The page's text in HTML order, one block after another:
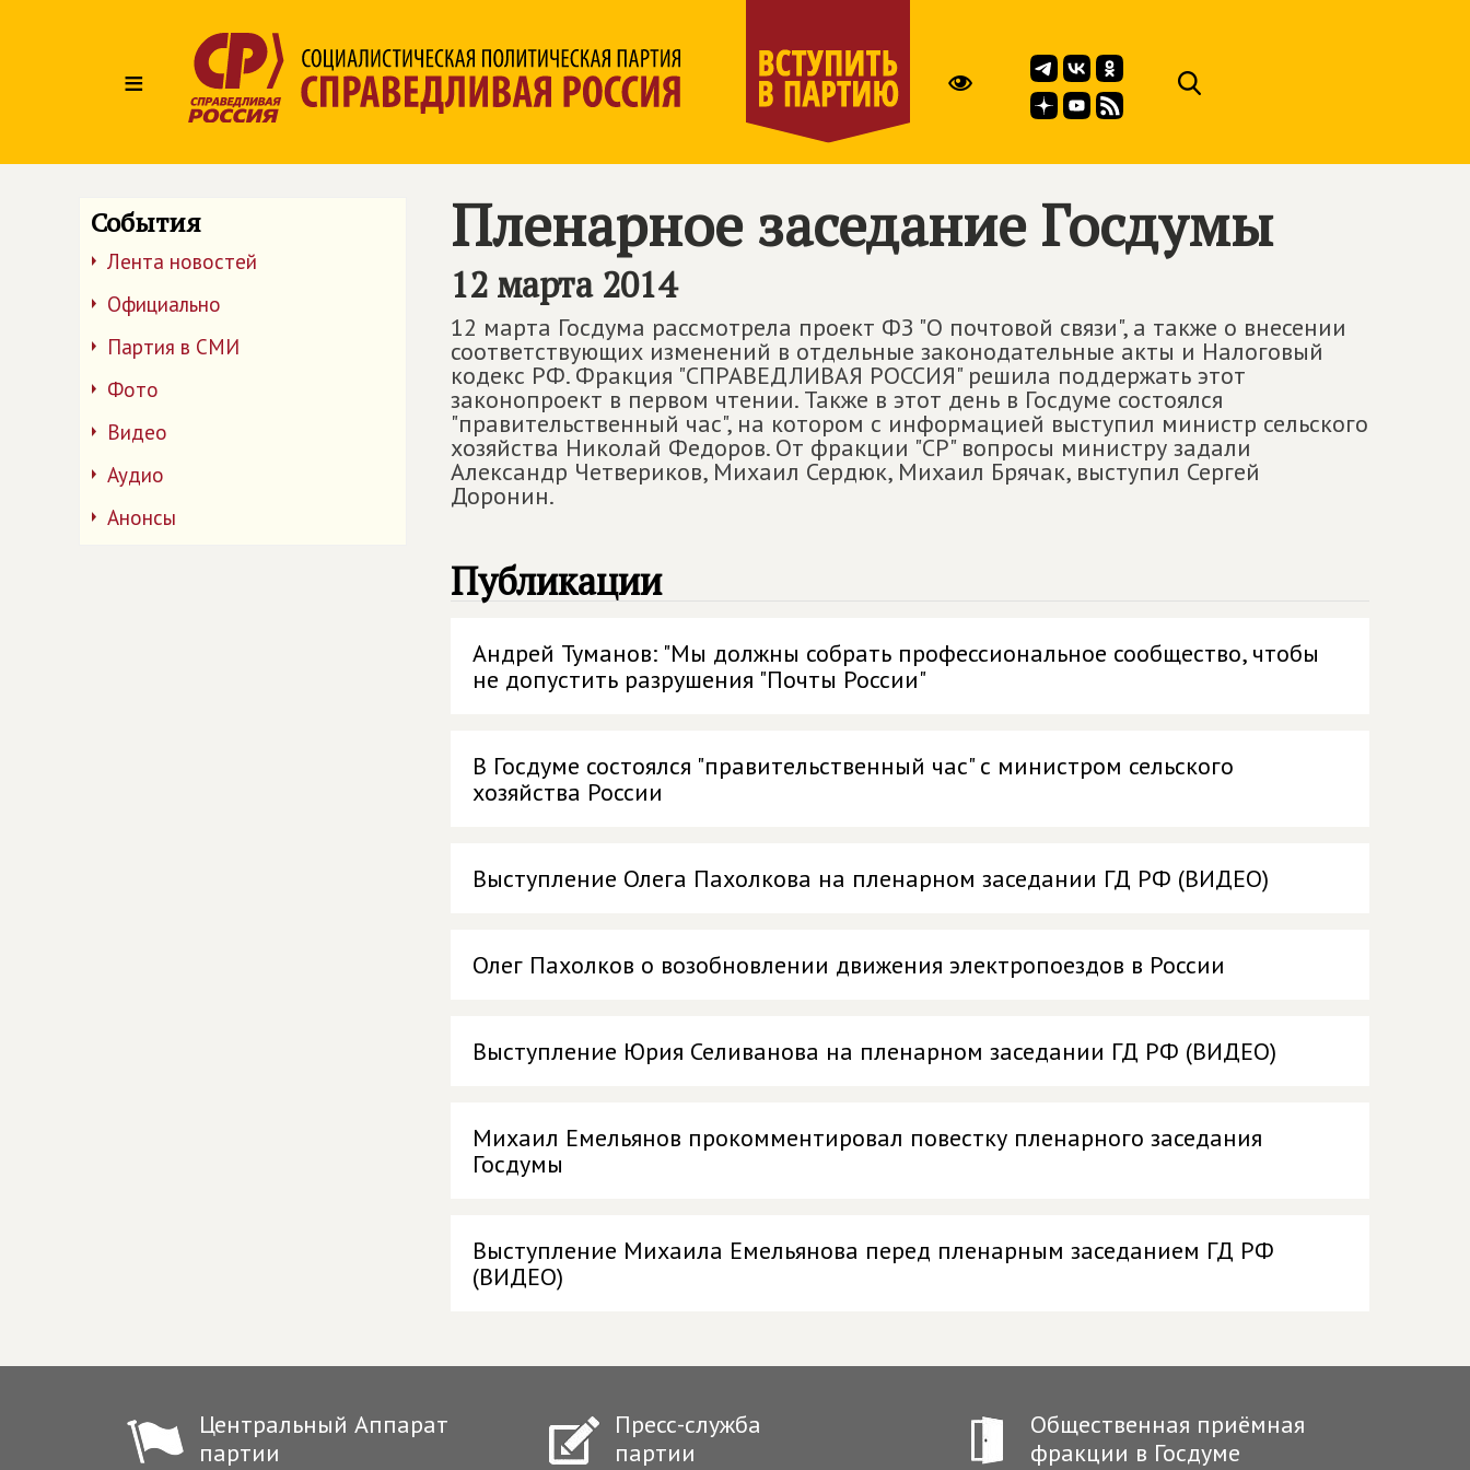
≡
События
Лента новостей
Официально
Партия в СМИ
Фото
Видео
Аудио
Анонсы
Пленарное заседание Госдумы
12 марта 2014
12 марта Госдума рассмотрела проект ФЗ "О почтовой связи", а также о внесении
соответствующих изменений в отдельные законодательные акты и Налоговый
кодекс РФ. Фракция "СПРАВЕДЛИВАЯ РОССИЯ" решила поддержать этот
законопроект в первом чтении. Также в этот день в Госдуме состоялся
"правительственный час", на котором с информацией выступил министр сельского
хозяйства Николай Федоров. От фракции "СР" вопросы министру задали
Александр Четвериков, Михаил Сердюк, Михаил Брячак, выступил Сергей
Доронин.
Публикации
Андрей Туманов: "Мы должны собрать профессиональное сообщество, чтобы
не допустить разрушения "Почты России"
В Госдуме состоялся "правительственный час" с министром сельского
хозяйства России
Выступление Олега Пахолкова на пленарном заседании ГД РФ (ВИДЕО)
Олег Пахолков о возобновлении движения электропоездов в России
Выступление Юрия Селиванова на пленарном заседании ГД РФ (ВИДЕО)
Михаил Емельянов прокомментировал повестку пленарного заседания
Госдумы
Выступление Михаила Емельянова перед пленарным заседанием ГД РФ
(ВИДЕО)
Центральный Аппарат
партии
Пресс-служба
партии
Общественная приёмная
фракции в Госдуме